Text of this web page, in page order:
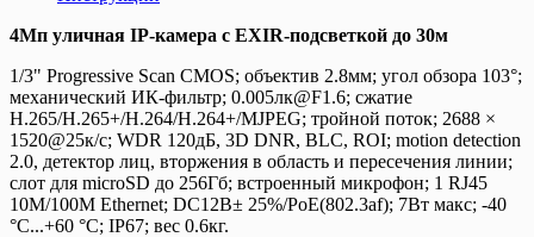
4Мп уличная IP-камера с EXIR-подсветкой до 30м
1/3" Progressive Scan CMOS; объектив 2.8мм; угол обзора 103°;
механический ИК-фильтр; 0.005лк@F1.6; сжатие
H.265/H.265+/H.264/H.264+/MJPEG; тройной поток; 2688 ×
1520@25к/с; WDR 120дБ, 3D DNR, BLC, ROI; motion detection
2.0, детектор лиц, вторжения в область и пересечения линии;
слот для microSD до 256Гб; встроенный микрофон; 1 RJ45
10M/100M Ethernet; DC12В± 25%/PoE(802.3af); 7Вт макс; -40
°C...+60 °C; IP67; вес 0.6кг.